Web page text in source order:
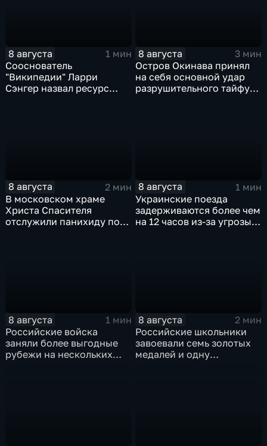
8 августа
1 мин
Сооснователь
"Википедии" Ларри
Сэнгер назвал ресурс
8 августа
3 мин
Остров Окинава принял
на себя основной удар
разрушительного тайфуна
8 августа
2 мин
В московском храме
Христа Спасителя
отслужили панихиду по
8 августа
1 мин
Украинские поезда
задерживаются более чем
на 12 часов из-за угрозы
8 августа
1 мин
Российские войска
заняли более выгодные
рубежи на нескольких
8 августа
2 мин
Российские школьники
завоевали семь золотых
медалей и одну